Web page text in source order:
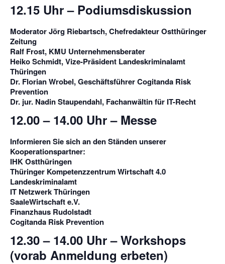
12.15 Uhr – Podiumsdiskussion
Moderator Jörg Riebartsch, Chefredakteur Ostthüringer
Zeitung
Ralf Frost, KMU Unternehmensberater
Heiko Schmidt, Vize-Präsident Landeskriminalamt
Thüringen
Dr. Florian Wrobel, Geschäftsführer Cogitanda Risk
Prevention
Dr. jur. Nadin Staupendahl, Fachanwältin für IT-Recht
12.00 – 14.00 Uhr – Messe
Informieren Sie sich an den Ständen unserer
Kooperationspartner:
IHK Ostthüringen
Thüringer Kompetenzzentrum Wirtschaft 4.0
Landeskriminalamt
IT Netzwerk Thüringen
SaaleWirtschaft e.V.
Finanzhaus Rudolstadt
Cogitanda Risk Prevention
12.30 – 14.00 Uhr – Workshops
(vorab Anmeldung erbeten)